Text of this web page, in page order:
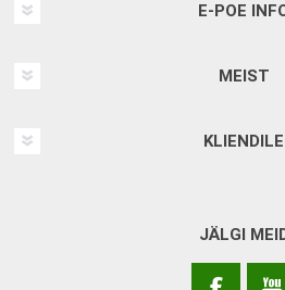
E-POE
MEIST
KLIENDILE
JÄLGI